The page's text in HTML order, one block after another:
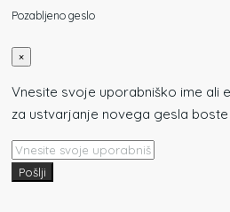
Pozabljeno geslo
×
Vnesite svoje uporabniško ime ali
za ustvarjanje novega gesla
Pošlji